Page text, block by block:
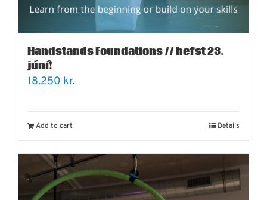
Handstands Foundations // hefst 23.
júní!
18.250 kr.
Add to cart Details